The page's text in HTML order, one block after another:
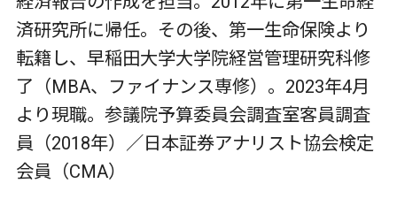
済研究所に帰任。その後、第一生命保険より
転籍し、早稲田大学大学院経営管理研究科修
了（MBA、ファイナンス専修）。2023年4月
より現職。参議院予算委員会調査室客員調査
員（2018年）／日本証券アナリスト協会検定
会員（CMA）